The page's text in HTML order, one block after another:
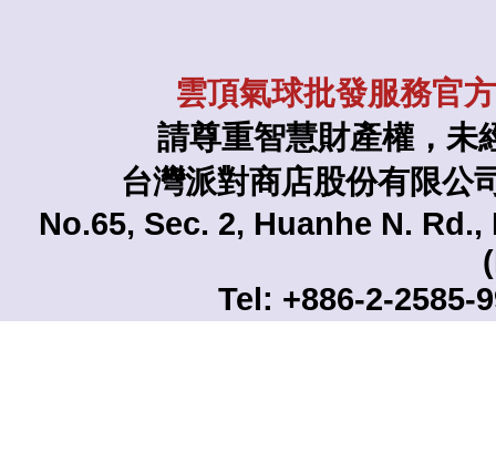
雲頂氣球批發服務官
請尊重智慧財產權，未
台灣派對商店股份有限公
No.65, Sec. 2, Huanhe N.
Tel: +886-2-2585-